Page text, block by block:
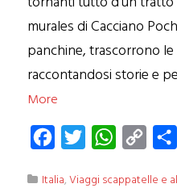
murales di Cacciano
panchine, trascorrono
raccontandosi storie e
More
Facebook
Twitter WhatsApp
Copy
Italia,Viaggi scappatelle e